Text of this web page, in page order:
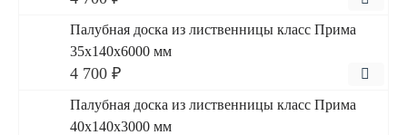
Палубная доска из лиственницы класс Прима
35x140x6000 мм
4 700 ₽
Палубная доска из лиственницы класс Прима
40x140x3000 мм